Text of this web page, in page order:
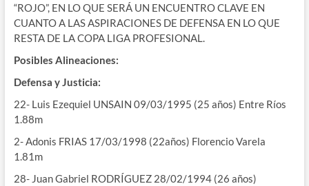
“ROJO”, EN LO QUE SERÁ UN ENCUENTRO CLAVE EN
CUANTO A LAS ASPIRACIONES DE DEFENSA EN LO QUE
RESTA DE LA COPA LIGA PROFESIONAL.
Posibles Alineaciones:
Defensa y Justicia:
22- Luis Ezequiel UNSAIN 09/03/1995 (25 años) Entre Ríos
1.88m
2- Adonis FRIAS 17/03/1998 (22años) Florencio Varela
1.81m
28- Juan Gabriel RODRÍGUEZ 28/02/1994 (26 años)